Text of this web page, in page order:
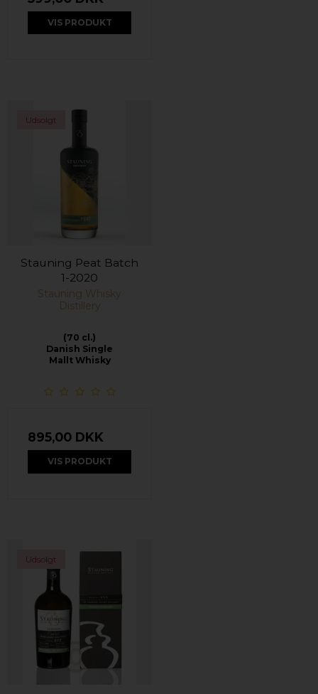
VIS PRODUKT
Udsolgt
Stauning Peat Batch
1-2020
Stauning Whisky
Distillery
(70 cl.)
Danish Single
Mallt Whisky
895,00 DKK
VIS PRODUKT
Udsolgt